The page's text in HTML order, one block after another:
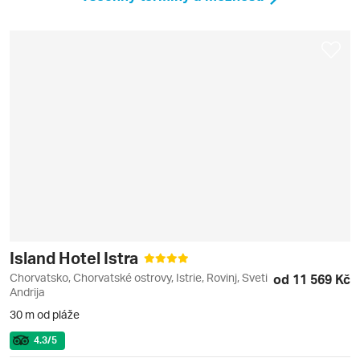
Island Hotel Istra
Chorvatsko, Chorvatské ostrovy, Istrie, Rovinj, Sveti
Andrija
od 11 569 Kč
30 m od pláže
4.3/5